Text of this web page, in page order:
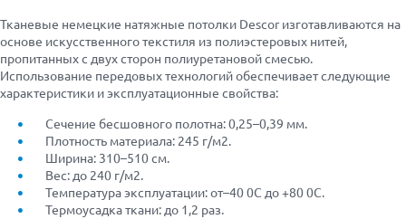
Тканевые немецкие натяжные потолки Descor изготавливаются на
основе искусственного текстиля из полиэстеровых нитей,
пропитанных с двух сторон полиуретановой смесью.
Использование передовых технологий обеспечивает следующие
характеристики и эксплуатационные свойства:
Сечение бесшовного полотна: 0,25–0,39 мм.
Плотность материала: 245 г/м2.
Ширина: 310–510 см.
Вес: до 240 г/м2.
Температура эксплуатации: от–40 0С до +80 0С.
Термоусадка ткани: до 1,2 раз.